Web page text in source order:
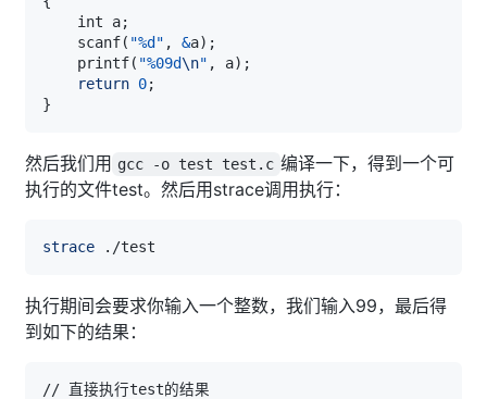
    int a
;
    scanf
( "%d" , &a) ;
    printf
( "%09d\n" , a) ;
return 0;
}
然后我们用 gcc -o test test.c 编译一下，得到一个可
执行的文件test。然后用strace调用执行：
strace
执行期间会要求你输入一个整数，我们输入99，最后得
到如下的结果：